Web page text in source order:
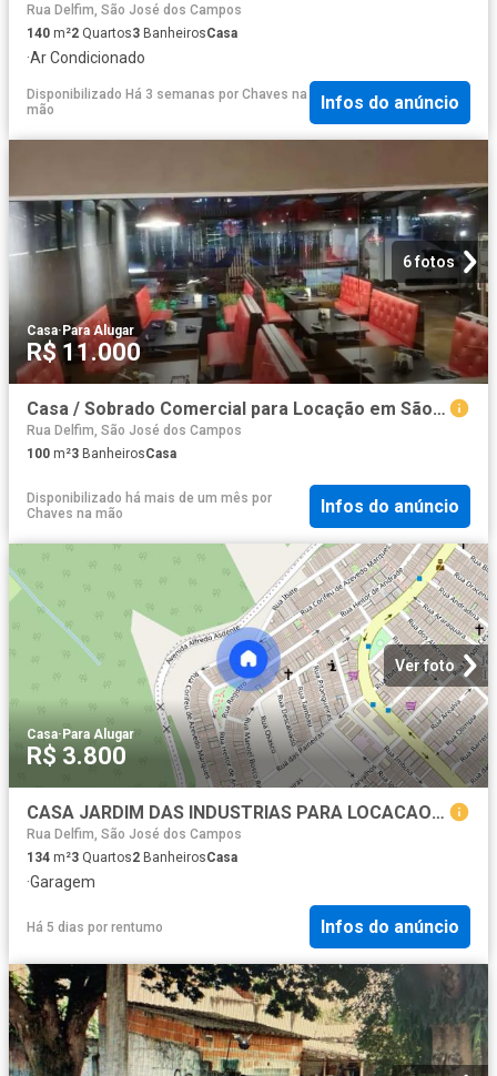
Rua Delfim, São José dos Campos
140 m²2 Quartos3 BanheirosCasa
·Ar Condicionado
Disponibilizado Há 3 semanas por Chaves na
mão
Infos do anúncio
6 fotos
Casa· Para Alugar
R$ 11.000
Casa / Sobrado Comercial para Locação em São José dos Campos/SP Jardim das Indústrias
Rua Delfim, São José dos Campos
100 m²3 BanheirosCasa
Disponibilizado há mais de um mês por
Chaves na mão
Infos do anúncio
Ver foto
Casa·Para Alugar
R$ 3.800
CASA JARDIM DAS INDUSTRIAS PARA LOCACAO PROX DE TUDO
Rua Delfim, São José dos Campos
134 m²3 Quartos2 BanheirosCasa
·Garagem
Há 5 dias por rentumo Infos do anúncio